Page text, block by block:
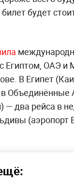
будет
Египтом, ОАЭ и
В Египет
Объединённые
— два рейса в
(аэропорт